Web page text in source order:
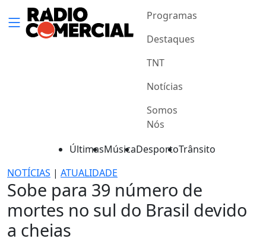
Programas
Destaques
TNT
Notícias
Somos
Nós
ÚltimasMúsicaDesportoTrânsito
NOTÍCIAS | ATUALIDADE
Sobe para 39 número de
mortes no sul do Brasil devido
a cheias